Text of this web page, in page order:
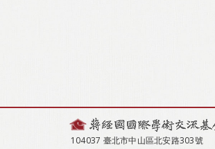
104037 臺北市中山區北安路303號